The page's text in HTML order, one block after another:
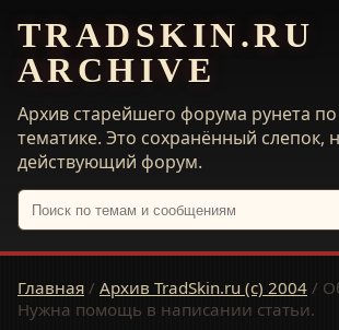
TRADSKIN.RU
ARCHIVE
Архив старейшего форума рунета
тематике. Это сохранённый слепок,
действующий форум.
Главная / Архив TradSkin.ru (с) 2004 /
Нужна помощь в написании статьи.